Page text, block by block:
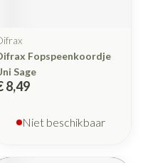
Fopspeenkoordje
Sage
8,49
Niet beschikbaar